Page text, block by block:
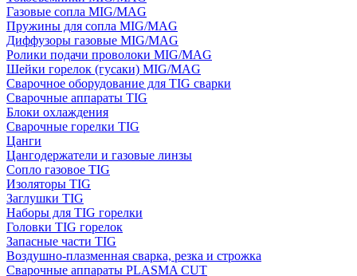
Газовые сопла MIG/MAG
Пружины для сопла MIG/MAG
Диффузоры газовые MIG/MAG
Ролики подачи проволоки MIG/MAG
Шейки горелок (гусаки) MIG/MAG
Сварочное оборудование для TIG сварки
Сварочные аппараты TIG
Блоки охлаждения
Сварочные горелки TIG
Цанги
Цангодержатели и газовые линзы
Сопло газовое TIG
Изоляторы TIG
Заглушки TIG
Наборы для TIG горелки
Головки TIG горелок
Запасные части TIG
Воздушно-плазменная сварка, резка и строжка
Сварочные аппараты PLASMA CUT